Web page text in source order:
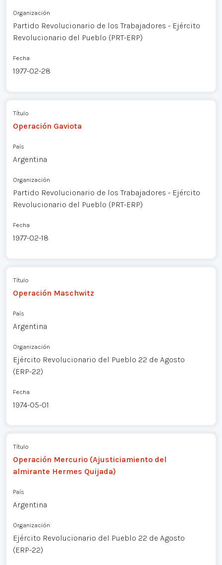
Organización
Partido Revolucionario de los Trabajadores - Ejército
Revolucionario del Pueblo (PRT-ERP)
Fecha
1977-02-28
Título
Operación Gaviota
País
Argentina
Organización
Partido Revolucionario de los Trabajadores - Ejército
Revolucionario del Pueblo (PRT-ERP)
Fecha
1977-02-18
Título
Operación Maschwitz
País
Argentina
Organización
Ejército Revolucionario del Pueblo 22 de Agosto
(ERP-22)
Fecha
1974-05-01
Título
Operación Mercurio (Ajusticiamiento del
almirante Hermes Quijada)
País
Argentina
Organización
Ejército Revolucionario del Pueblo 22 de Agosto
(ERP-22)